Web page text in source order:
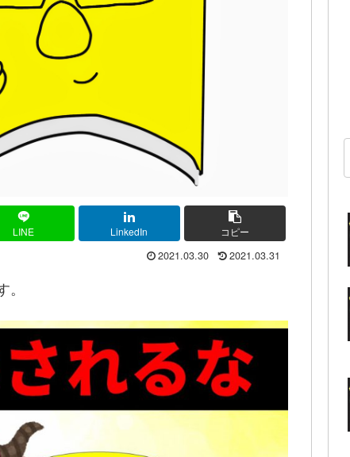
LINE LinkedIn コピー
2021.03.30 2021.03.31